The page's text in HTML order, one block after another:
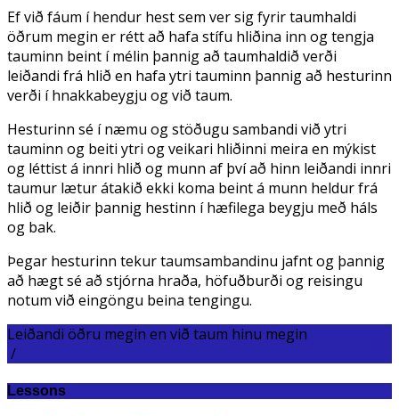
Ef við fáum í hendur hest sem ver sig fyrir taumhaldi
öðrum megin er rétt að hafa stífu hliðina inn og tengja
tauminn beint í mélin þannig að taumhaldið verði
leiðandi frá hlið en hafa ytri tauminn þannig að hesturinn
verði í hnakkabeygju og við taum.
Hesturinn sé í næmu og stöðugu sambandi við ytri
tauminn og beiti ytri og veikari hliðinni meira en mýkist
og léttist á innri hlið og munn af því að hinn leiðandi innri
taumur lætur átakið ekki koma beint á munn heldur frá
hlið og leiðir þannig hestinn í hæfilega beygju með háls
og bak.
Þegar hesturinn tekur taumsambandinu jafnt og þannig
að hægt sé að stjórna hraða, höfuðburði og reisingu
notum við eingöngu beina tengingu.
Leiðandi öðru megin en við taum hinu megin
/
Lessons